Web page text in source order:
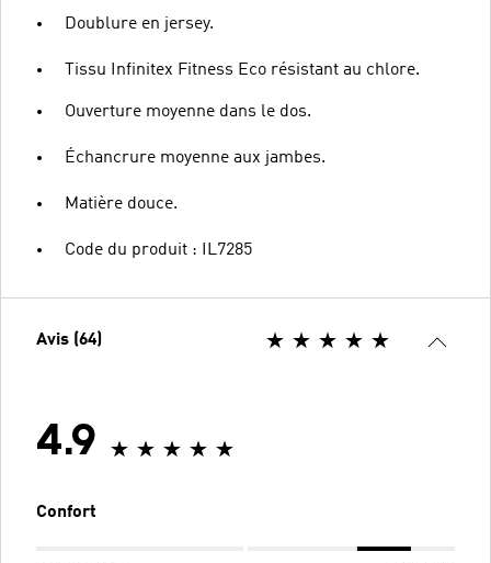
Doublure en jersey.
Tissu Infinitex Fitness Eco résistant au chlore.
Ouverture moyenne dans le dos.
Échancrure moyenne aux jambes.
Matière douce.
Code du produit : IL7285
Avis (64)
4.9
Confort